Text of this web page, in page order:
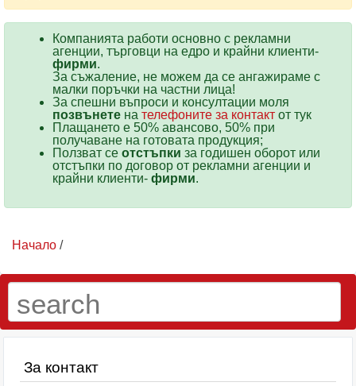
Компанията работи основно с рекламни
агенции, търговци на едро и крайни клиенти-
фирми.
За съжаление, не можем да се ангажираме с
малки поръчки на частни лица!
За спешни въпроси и консултации моля
позвънете на телефоните за контакт от тук
Плащането е 50% авансово, 50% при
получаване на готовата продукция;
Ползват се отстъпки за годишен оборот или
отстъпки по договор от рекламни агенции и
крайни клиенти- фирми.
Начало /
За контакт